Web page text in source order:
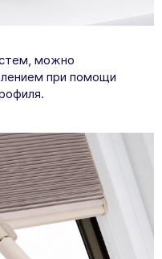
можно
при помощи